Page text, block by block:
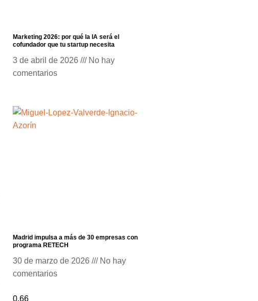
Marketing 2026: por qué la IA será el
cofundador que tu startup necesita
3 de abril de 2026
No hay
comentarios
Madrid impulsa a más de 30 empresas con
programa RETECH
30 de marzo de 2026
No hay
comentarios